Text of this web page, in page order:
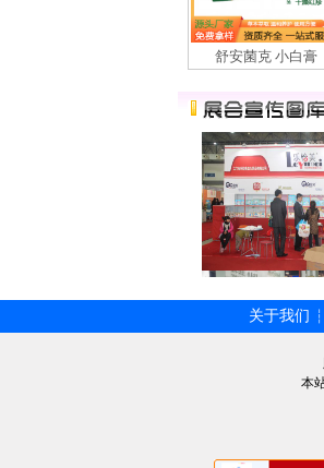
舒安菌克 小白膏
关于我们 ┆
本